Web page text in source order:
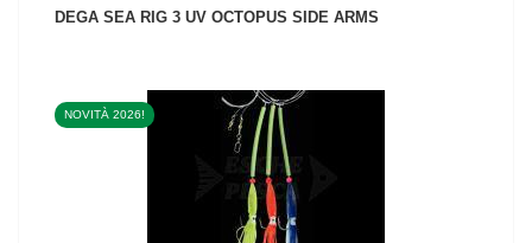
DEGA SEA RIG 3 UV OCTOPUS SIDE ARMS
NOVITÀ 2026!
VEDI IL PRODOTTO